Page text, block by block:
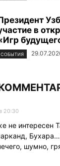
в
СОБЫТИЯ
20:30
не интересен
шумно,